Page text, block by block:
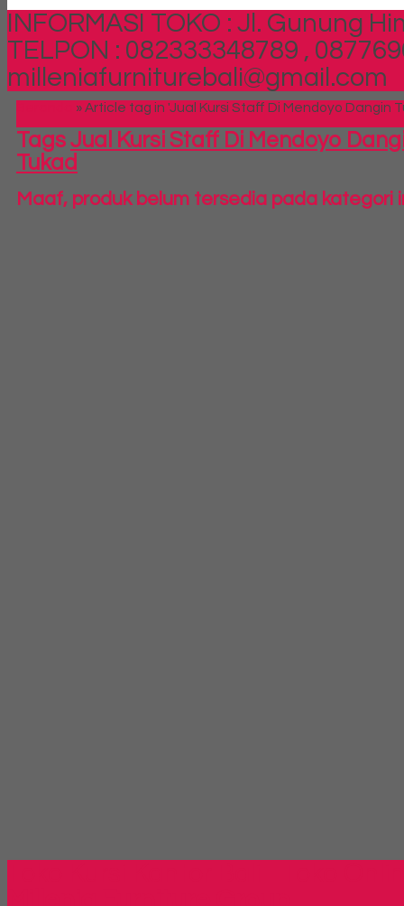
INFORMASI TOKO : Jl. Gunung
TELPON : 082333348789 ,
milleniafurniturebali@gmail.com
»Article tag in 'Jual Kursi Staff Di Mendoyo Dangin
Tags Jual Kursi Staff Di Mendoyo
Tukad
Maaf, produk belum tersedia pada kategori